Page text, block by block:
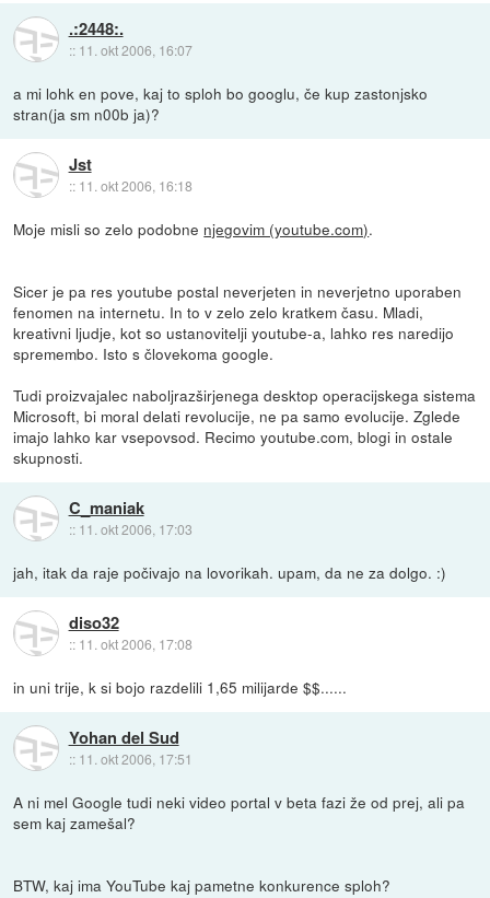
.:2448:.
:: 11. okt 2006, 16:07
a mi lohk en pove, kaj to sploh bo googlu, če kup zastonjsko
stran(ja sm n00b ja)?
Jst
:: 11. okt 2006, 16:18
Moje misli so zelo podobne njegovim (youtube.com).
Sicer je pa res youtube postal neverjeten in neverjetno uporaben
fenomen na internetu. In to v zelo zelo kratkem času. Mladi,
kreativni ljudje, kot so ustanovitelji youtube-a, lahko res naredijo
spremembo. Isto s človekoma google.
Tudi proizvajalec naboljrazširjenega desktop operacijskega sistema
Microsoft, bi moral delati revolucije, ne pa samo evolucije. Zglede
imajo lahko kar vsepovsod. Recimo youtube.com, blogi in ostale
skupnosti.
C_maniak
:: 11. okt 2006, 17:03
jah, itak da raje počivajo na lovorikah. upam, da ne za dolgo. :)
diso32
:: 11. okt 2006, 17:08
in uni trije, k si bojo razdelili 1,65 milijarde $$......
Yohan del Sud
:: 11. okt 2006, 17:51
A ni mel Google tudi neki video portal v beta fazi že od prej, ali pa
sem kaj zamešal?
BTW, kaj ima YouTube kaj pametne konkurence sploh?